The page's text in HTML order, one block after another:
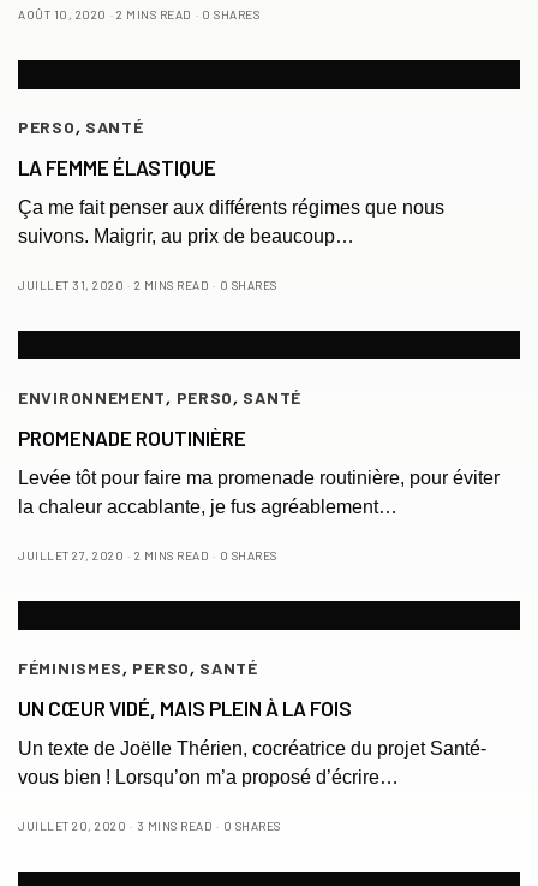
AOÛT 10, 2020 2 MINS READ 0 SHARES
PERSO, SANTÉ
LA FEMME ÉLASTIQUE
Ça me fait penser aux différents régimes que nous
suivons. Maigrir, au prix de beaucoup…
JUILLET 31, 2020 2 MINS READ 0 SHARES
ENVIRONNEMENT, PERSO, SANTÉ
PROMENADE ROUTINIÈRE
Levée tôt pour faire ma promenade routinière, pour éviter
la chaleur accablante, je fus agréablement…
JUILLET 27, 2020 2 MINS READ 0 SHARES
FÉMINISMES, PERSO, SANTÉ
UN CŒUR VIDÉ, MAIS PLEIN À LA FOIS
Un texte de Joëlle Thérien, cocréatrice du projet Santé-
vous bien ! Lorsqu’on m’a proposé d’écrire…
JUILLET 20, 2020 3 MINS READ 0 SHARES